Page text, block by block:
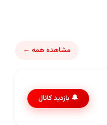
مشاهده همه ←
🔔 بازدید کانال